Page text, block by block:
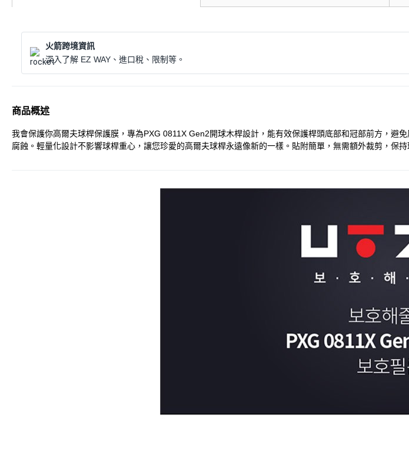
火箭跨境資訊
深入了解 EZ WAY、進口稅、限制等。
商品概述
我會保護你高爾夫球桿保護膜，專為PXG 0811X Gen2開球木桿設計，能有效保護桿頭底部和冠部前方，避
腐蝕。輕量化設計不影響球桿重心，讓您珍愛的高爾夫球桿永遠像新的一樣。貼附簡單，無需額外裁剪，保